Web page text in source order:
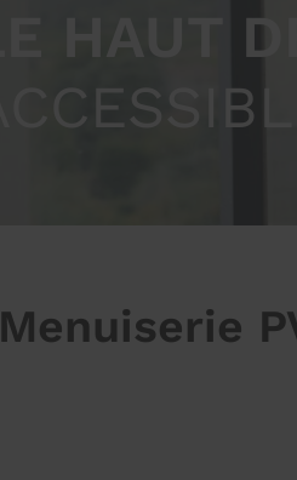
LE HAUT
Menuiserie